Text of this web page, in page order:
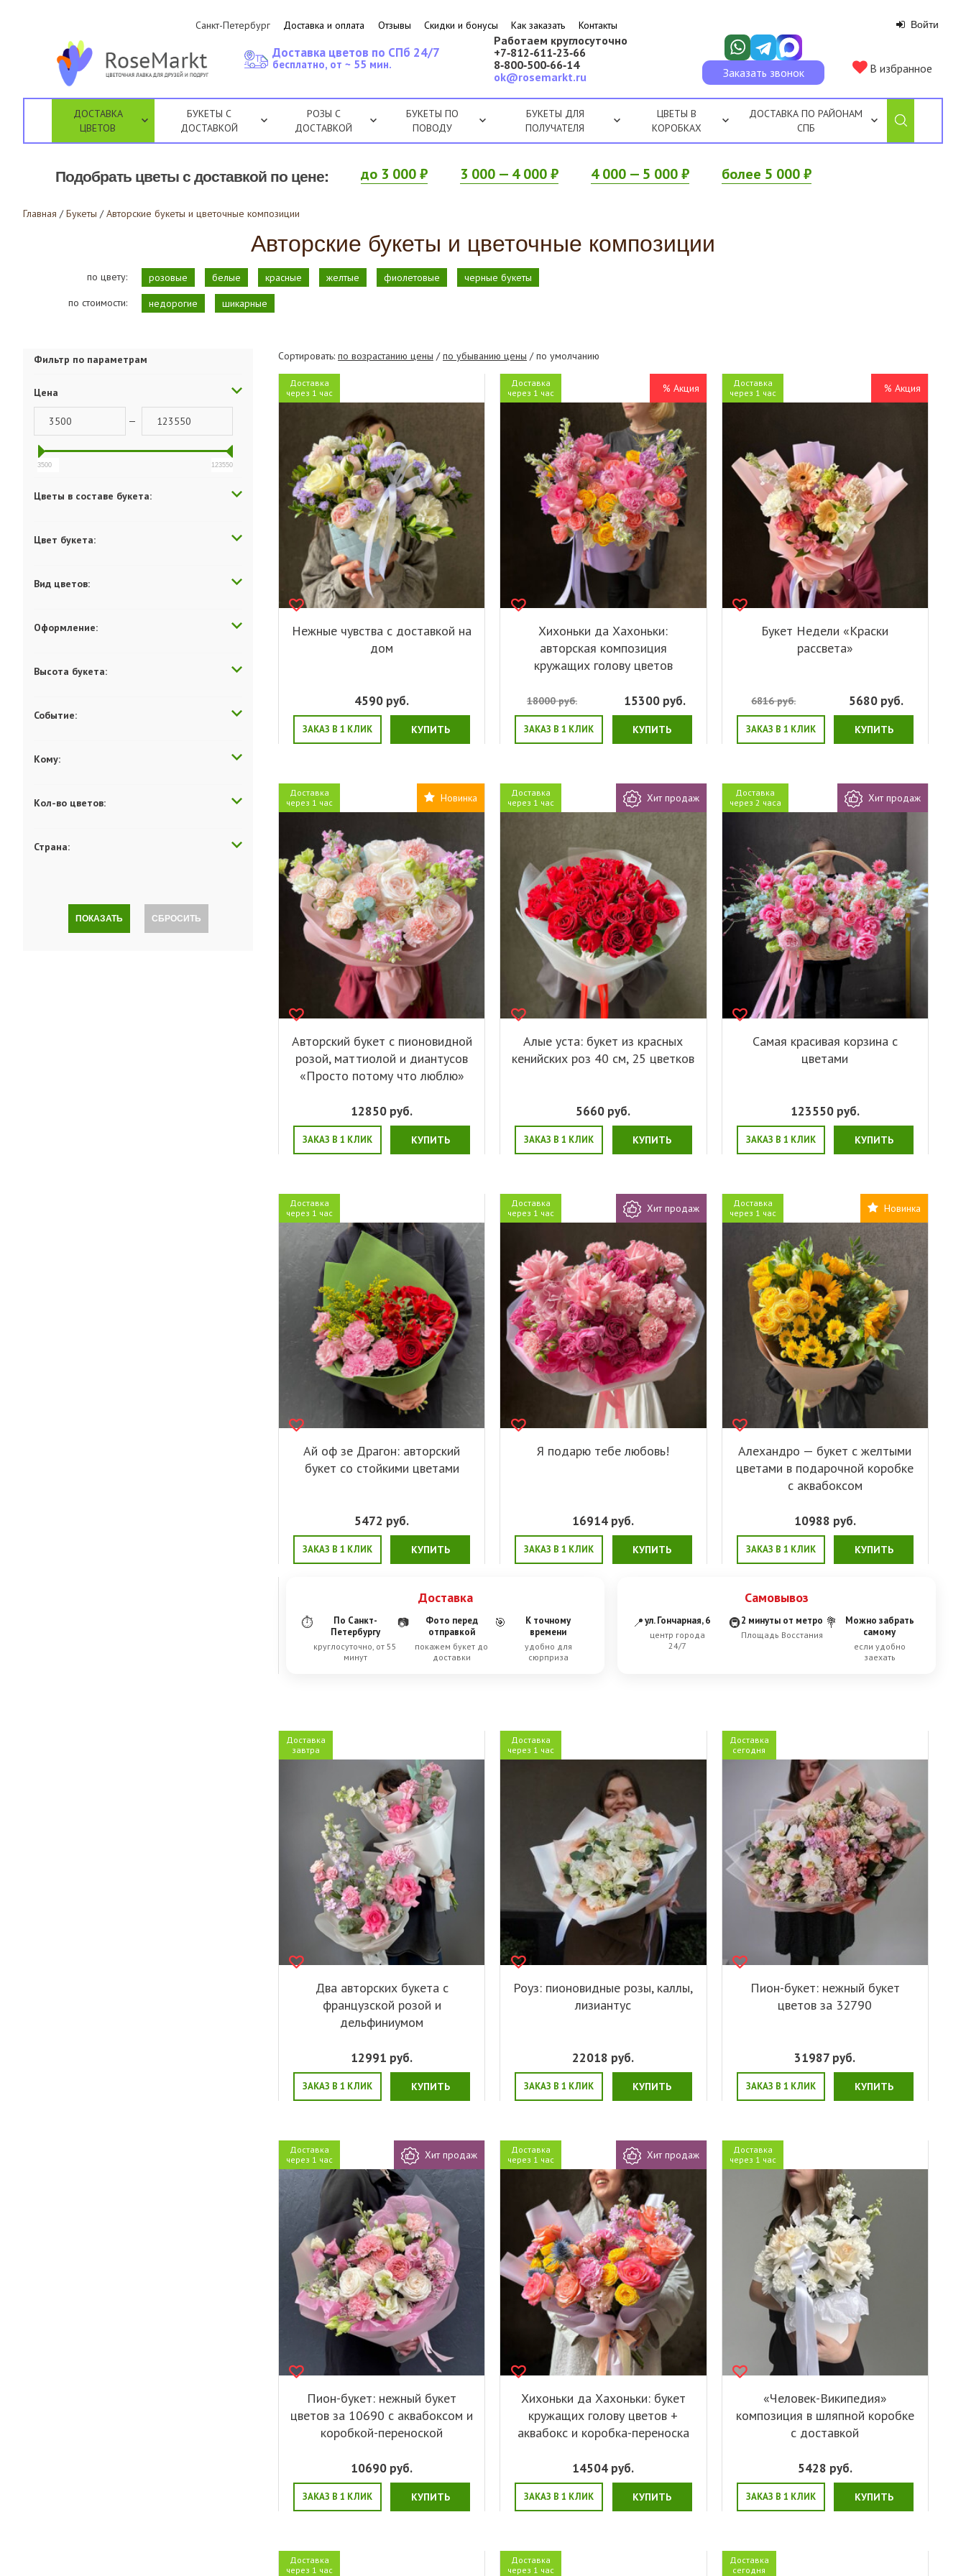
Санкт-Петербург Доставка и оплата Отзывы Скидки и бонусы Как заказать Контакты Войти
Работаем круглосуточно
+7‑812‑611‑23‑66
8‑800‑500‑66‑14
ok@rosemarkt.ru
Заказать звонок В избранное
Доставка цветов по СПб 24/7
бесплатно, от ~ 55 мин.
ДОСТАВКА
ЦВЕТОВ
БУКЕТЫ С
ДОСТАВКОЙ
РОЗЫ С
ДОСТАВКОЙ
БУКЕТЫ ПО
ПОВОДУ
БУКЕТЫ ДЛЯ
ПОЛУЧАТЕЛЯ
ЦВЕТЫ В
КОРОБКАХ
ДОСТАВКА ПО РАЙОНАМ
СПБ
Подобрать цветы с доставкой по цене: до 3 000 ₽ 3 000 — 4 000 ₽ 4 000 — 5 000 ₽ более 5 000 ₽
Главная / Букеты / Авторские букеты и цветочные композиции
Авторские букеты и цветочные композиции
по цвету: розовые белые красные желтые фиолетовые
черные букеты
по стоимости:
недорогие шикарные
Фильтр по параметрам
Цена
—
3500 123550
Цветы в составе букета:
Цвет букета:
Вид цветов:
Оформление:
Высота букета:
Событие:
Кому:
Кол-во цветов:
Страна:
ПОКАЗАТЬ СБРОСИТЬ
Сортировать: по возрастанию цены /по убыванию цены / по умолчанию
Доставка
через 1 час
Нежные чувства с доставкой на
дом
4590 руб.
ЗАКАЗ В 1 КЛИК КУПИТЬ
Доставка
через 1 час
% Акция
Хихоньки да Хахоньки:
авторская композиция
кружащих голову цветов
18000руб. 15300 руб.
ЗАКАЗ В 1 КЛИК КУПИТЬ
Доставка
через 1 час
% Акция
Букет Недели «Краски
рассвета»
6816руб. 5680 руб.
ЗАКАЗ В 1 КЛИК КУПИТЬ
Доставка
через 1 час
Новинка
Авторский букет с пионовидной
розой, маттиолой и диантусов
«Просто потому что люблю»
12850 руб.
ЗАКАЗ В 1 КЛИК КУПИТЬ
Доставка
через 1 час
Хит продаж
Алые уста: букет из красных
кенийских роз 40 см, 25 цветков
5660 руб.
ЗАКАЗ В 1 КЛИК КУПИТЬ
Доставка
через 2 часа
Хит продаж
Самая красивая корзина с
цветами
123550руб.
ЗАКАЗ В 1 КЛИК КУПИТЬ
Доставка
через 1 час
Ай оф зе Драгон: авторский
букет со стойкими цветами
5472 руб.
ЗАКАЗ В 1 КЛИК КУПИТЬ
Доставка
через 1 час
Хит продаж
Я подарю тебе любовь!
16914 руб.
ЗАКАЗ В 1 КЛИК КУПИТЬ
Доставка
через 1 час
Новинка
Алехандро — букет с желтыми
цветами в подарочной коробке
с аквабоксом
10988 руб.
ЗАКАЗ В 1 КЛИК КУПИТЬ
Доставка
⏱
По Санкт-
Петербургу
круглосуточно, от 55
минут
📷
Фото перед
отправкой
покажем букет до
доставки
🎯
К точному
времени
удобно для
сюрприза
Самовывоз
📍ул. Гончарная, 6
центр города
24/7
🚇2 минуты от метро
Площадь Восстания
💐
Можно забрать
самому
если удобно
заехать
Доставка
завтра
Два авторских букета с
французской розой и
дельфиниумом
12991 руб.
ЗАКАЗ В 1 КЛИК КУПИТЬ
Доставка
через 1 час
Роуз: пионовидные розы, каллы,
лизиантус
22018 руб.
ЗАКАЗ В 1 КЛИК КУПИТЬ
Доставка
сегодня
Пион-букет: нежный букет
цветов за 32790
31987 руб.
ЗАКАЗ В 1 КЛИК КУПИТЬ
Доставка
через 1 час
Хит продаж
Пион-букет: нежный букет
цветов за 10690 с аквабоксом и
коробкой-переноской
10690 руб.
ЗАКАЗ В 1 КЛИК КУПИТЬ
Доставка
через 1 час
Хит продаж
Хихоньки да Хахоньки: букет
кружащих голову цветов +
аквабокс и коробка-переноска
14504 руб.
ЗАКАЗ В 1 КЛИК КУПИТЬ
Доставка
через 1 час
«Человек-Википедия»
композиция в шляпной коробке
с доставкой
5428 руб.
ЗАКАЗ В 1 КЛИК КУПИТЬ
Доставка
через 1 час
Доставка
через 1 час
Доставка
сегодня